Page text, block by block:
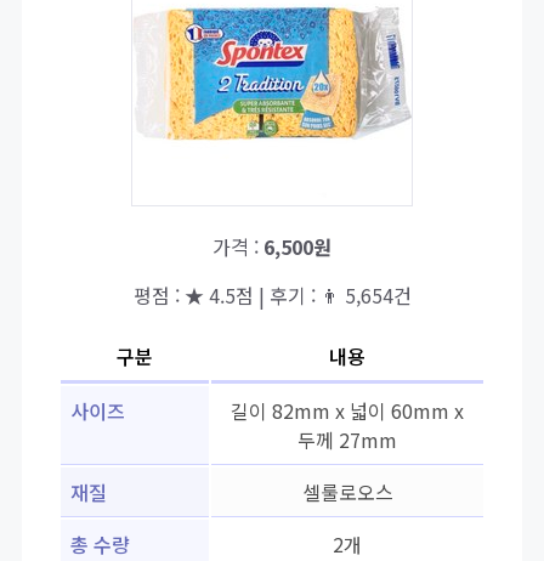
가격 : 6,500원
평점 : ★ 4.5점 | 후기 : 👨‍‍ 5,654건
구분
내용
사이즈
길이 82mm x 넓이 60mm x
두께 27mm
재질
셀룰로오스
총 수량
2개